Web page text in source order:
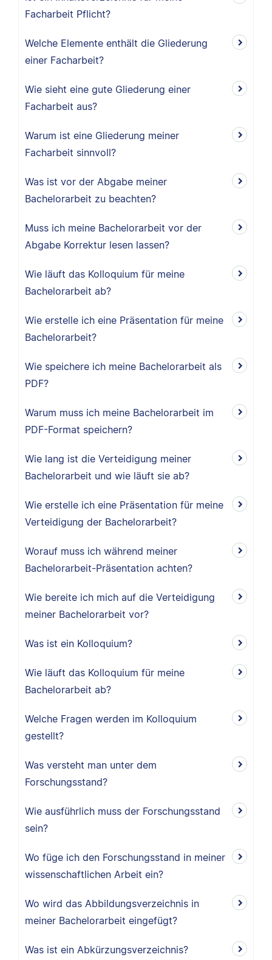
Facharbeit Pflicht?
Welche Elemente enthält die Gliederung
einer Facharbeit?
Wie sieht eine gute Gliederung einer
Facharbeit aus?
Warum ist eine Gliederung meiner
Facharbeit sinnvoll?
Was ist vor der Abgabe meiner
Bachelorarbeit zu beachten?
Muss ich meine Bachelorarbeit vor der
Abgabe Korrektur lesen lassen?
Wie läuft das Kolloquium für meine
Bachelorarbeit ab?
Wie erstelle ich eine Präsentation für meine
Bachelorarbeit?
Wie speichere ich meine Bachelorarbeit als
PDF?
Warum muss ich meine Bachelorarbeit im
PDF-Format speichern?
Wie lang ist die Verteidigung meiner
Bachelorarbeit und wie läuft sie ab?
Wie erstelle ich eine Präsentation für meine
Verteidigung der Bachelorarbeit?
Worauf muss ich während meiner
Bachelorarbeit-Präsentation achten?
Wie bereite ich mich auf die Verteidigung
meiner Bachelorarbeit vor?
Was ist ein Kolloquium?
Wie läuft das Kolloquium für meine
Bachelorarbeit ab?
Welche Fragen werden im Kolloquium
gestellt?
Was versteht man unter dem
Forschungsstand?
Wie ausführlich muss der Forschungsstand
sein?
Wo füge ich den Forschungsstand in meiner
wissenschaftlichen Arbeit ein?
Wo wird das Abbildungsverzeichnis in
meiner Bachelorarbeit eingefügt?
Was ist ein Abkürzungsverzeichnis?